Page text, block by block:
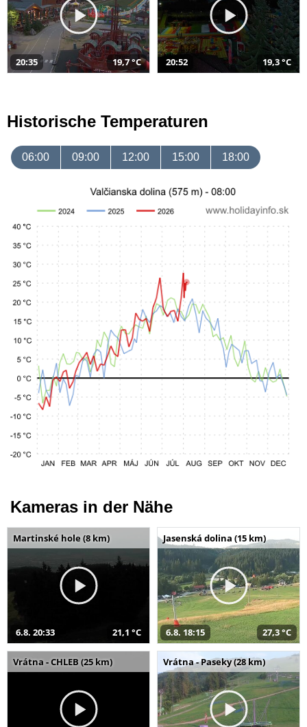
20:35 19,7 °C 20:52 19,3 °C
Historische Temperaturen
06:00 09:00 12:00 15:00 18:00
Kameras in der Nähe
Martinské hole (8 km)
6.8. 20:33 21,1 °C
Jasenská dolina (15 km)
6.8. 18:15 27,3 °C
Vrátna - CHLEB (25 km) Vrátna - Paseky (28 km)